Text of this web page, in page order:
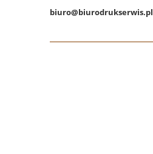
biuro@biurodrukserwis.pl